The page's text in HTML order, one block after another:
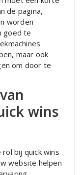
de pagina,
worden
goed te
maar ook
om door te
wins
bij quick wins
website helpen